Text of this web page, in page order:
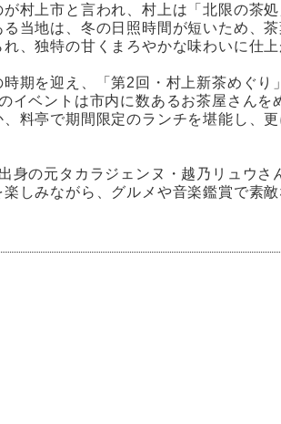
村上市と言われ、村上は「北限の茶
当地は、冬の日照時間が短いため、
、独特の甘くまろやかな味わいに仕上
期を迎え、「第2回・村上新茶めぐり
イベントは市内に数あるお茶屋さんを
料亭で期間限定のランチを堪能し、
身の元タカラジェンヌ・越乃リュウさ
しみながら、グルメや音楽鑑賞で素